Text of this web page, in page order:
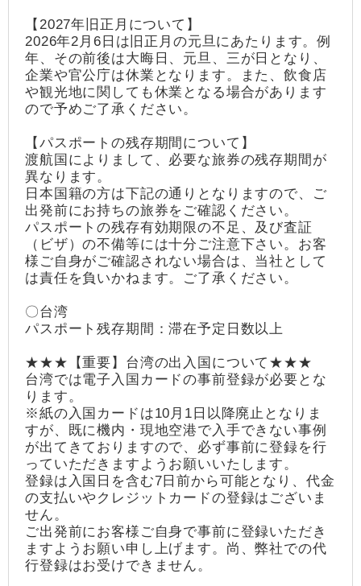
【2027年旧正月について】
2026年2月6日は旧正月の元旦にあたります。例
年、その前後は大晦日、元旦、三が日となり、
企業や官公庁は休業となります。また、飲食店
や観光地に関しても休業となる場合があります
ので予めご了承ください。
【パスポートの残存期間について】
渡航国によりまして、必要な旅券の残存期間が
異なります。
日本国籍の方は下記の通りとなりますので、ご
出発前にお持ちの旅券をご確認ください。
パスポートの残存有効期限の不足、及び査証
（ビザ）の不備等には十分ご注意下さい。お客
様ご自身がご確認されない場合は、当社として
は責任を負いかねます。ご了承ください。
〇台湾
パスポート残存期間：滞在予定日数以上
★★★【重要】台湾の出入国について★★★
台湾では電子入国カードの事前登録が必要とな
ります。
※紙の入国カードは10月1日以降廃止となりま
すが、既に機内・現地空港で入手できない事例
が出てきておりますので、必ず事前に登録を行
っていただきますようお願いいたします。
登録は入国日を含む7日前から可能となり、代金
の支払いやクレジットカードの登録はございま
せん。
ご出発前にお客様ご自身で事前に登録いただき
ますようお願い申し上げます。尚、弊社での代
行登録はお受けできません。